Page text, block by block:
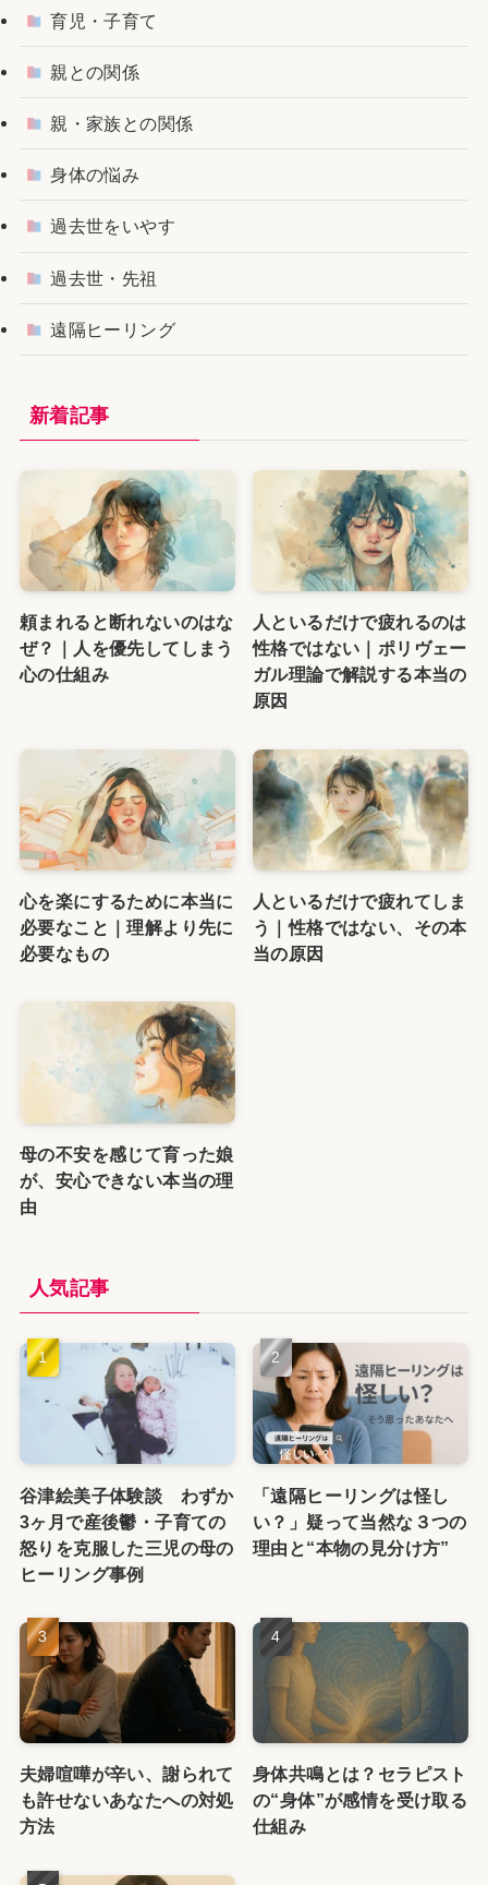
育児・子育て
親との関係
親・家族との関係
身体の悩み
過去世をいやす
過去世・先祖
遠隔ヒーリング
新着記事
頼まれると断れないのはな
ぜ？｜人を優先してしまう
心の仕組み
人といるだけで疲れるのは
性格ではない｜ポリヴェー
ガル理論で解説する本当の
原因
心を楽にするために本当に
必要なこと｜理解より先に
必要なもの
人といるだけで疲れてしま
う｜性格ではない、その本
当の原因
母の不安を感じて育った娘
が、安心できない本当の理
由
人気記事
谷津絵美子体験談 わずか
3ヶ月で産後鬱・子育ての
怒りを克服した三児の母の
ヒーリング事例
「遠隔ヒーリングは怪し
い？」疑って当然な３つの
理由と“本物の見分け方”
夫婦喧嘩が辛い、謝られて
も許せないあなたへの対処
方法
身体共鳴とは？セラピスト
の“身体”が感情を受け取る
仕組み